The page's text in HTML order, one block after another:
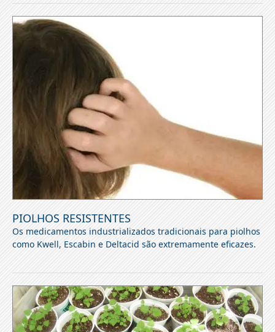
PIOLHOS RESISTENTES
Os medicamentos industrializados tradicionais para piolhos
como Kwell, Escabin e Deltacid são extremamente eficazes.